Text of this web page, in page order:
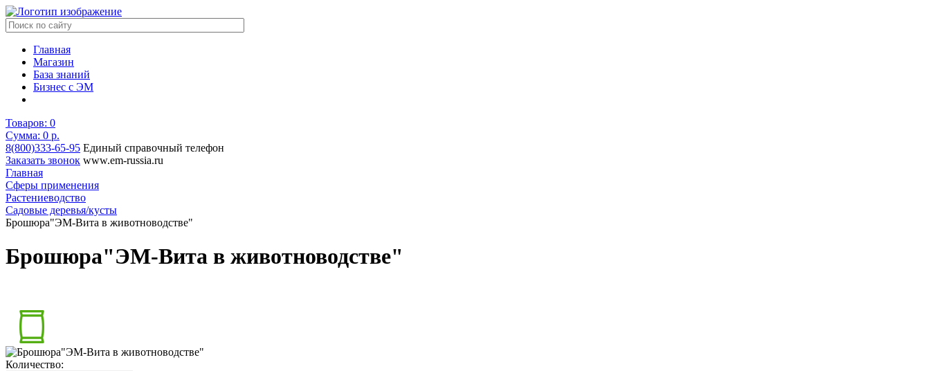
Главная
Магазин
База знаний
Бизнес с ЭМ
Товаров: 0
Сумма: 0 р.
8(800)333-65-95 Единый справочный телефон
Заказать звонок www.em-russia.ru
Главная
Сферы применения
Растениеводство
Садовые деревья/кусты
Брошюра"ЭМ-Вита в животноводстве"
Брошюра"ЭМ-Вита в животноводстве"
Количество: